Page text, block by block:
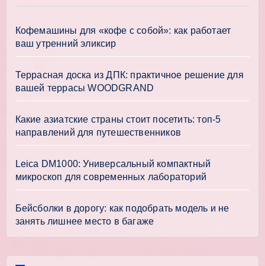
Кофемашины для «кофе с собой»: как работает
ваш утренний эликсир
Террасная доска из ДПК: практичное решение для
вашей террасы WOODGRAND
Какие азиатские страны стоит посетить: топ-5
направлений для путешественников
Leica DM1000: Универсальный компактный
микроскоп для современных лабораторий
Бейсболки в дорогу: как подобрать модель и не
занять лишнее место в багаже